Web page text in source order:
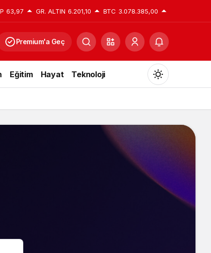
63,97 GR. ALTIN 6.201,10 BTC 3.078.385,00
Premium'a Geç
Eğitim Hayat Teknoloji
Mod
değiştir